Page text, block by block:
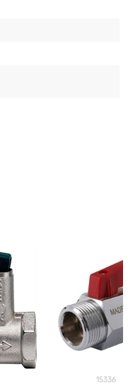
15336